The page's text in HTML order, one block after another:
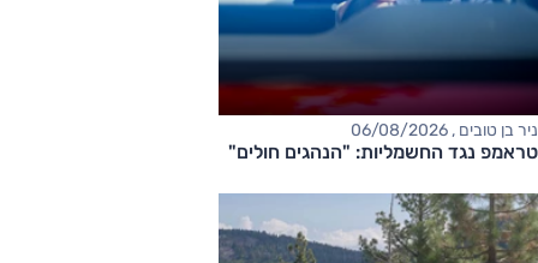
ניר בן טובים , 06/08/2026
טראמפ נגד החשמליות: "הנהגים חולים"